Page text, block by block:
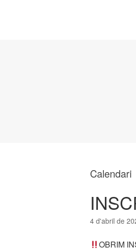
Calendari
4 d'abril de
OBRIM